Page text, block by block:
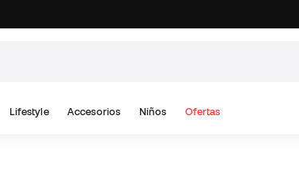
Lifestyle Accesorios Niños Ofertas